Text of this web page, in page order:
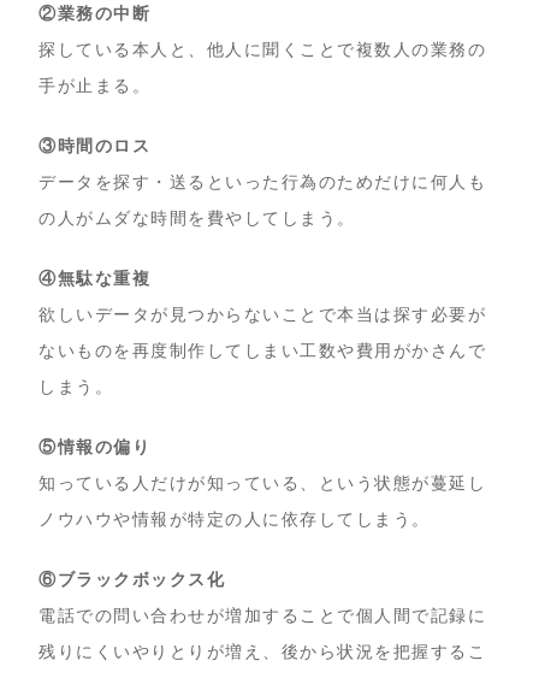
②業務の中断
探している本人と、他人に聞くことで複数人の業務の
手が止まる。
③時間のロス
データを探す・送るといった行為のためだけに何人も
の人がムダな時間を費やしてしまう。
④無駄な重複
欲しいデータが見つからないことで本当は探す必要が
ないものを再度制作してしまい工数や費用がかさんで
しまう。
⑤情報の偏り
知っている人だけが知っている、という状態が蔓延し
ノウハウや情報が特定の人に依存してしまう。
⑥ブラックボックス化
電話での問い合わせが増加することで個人間で記録に
残りにくいやりとりが増え、後から状況を把握するこ